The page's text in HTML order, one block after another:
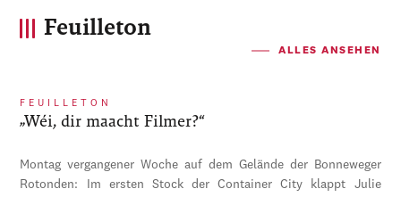
Feuilleton
ALLES ANSEHEN
FEUILLETON
„Wéi, dir maacht Filmer?“
Montag vergangener Woche auf dem Gelände der Bonneweger
Rotonden: Im ersten Stock der Container City klappt Julie